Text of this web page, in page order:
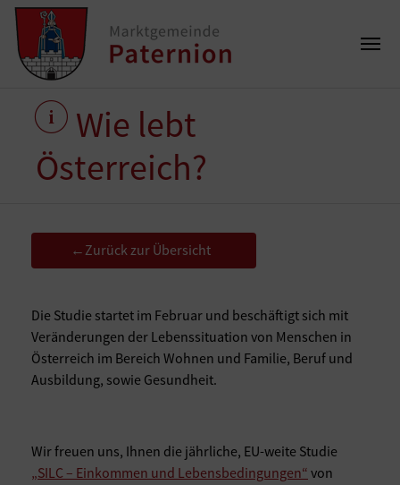
Wie lebt
Österreich?
← Zurück zur Übersicht
Die Studie startet im Februar und beschäftigt sich mit
Veränderungen der Lebenssituation von Menschen in
Österreich im Bereich Wohnen und Familie, Beruf und
Ausbildung, sowie Gesundheit.
Wir freuen uns, Ihnen die jährliche, EU-weite Studie
„SILC – Einkommen und Lebensbedingungen“ von